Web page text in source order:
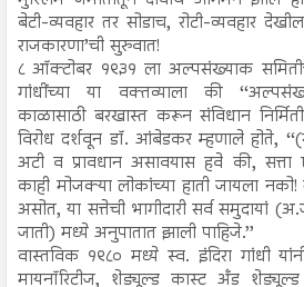
बेटी-व्यवहार तर सोडाच, रोटी-व्यवहार
राजकारणा’ची सुरुवात!
८ ऑक्टोबर १९३१ ला अल्पसंख्याक
गांधींच्या या वक्तव्याला की
काळासाठी बरखास्त करून संविधान
विरोध दर्शवून डॉ. आंबेडकर म्हणाले होते,
अटी व प्रावधान असावयास हवे की, सत्ता
काही मोजक्या लोकांच्या हाती जायला
असोत, या सत्तेची भागीदारी सर्व समुदायां
जाती) मध्ये अनुपातात झाली पाहिजे.’’
वास्तविक १९८० मध्ये स्व. इंदिरा गांधी
मायनॉरिटीज, शेड्यूल्ड कास्ट अँड शेड्यूल्ड